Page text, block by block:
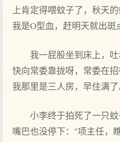
上肯定得喂蚊子了，秋天的
我是O型血，赶明天就出斑
我一屁股坐到床上，
快向常委靠拢呀，常委在招
我那里是三人房，早住满
小李终于拍死了一只蚊
嘴巴也没停下："项主任，